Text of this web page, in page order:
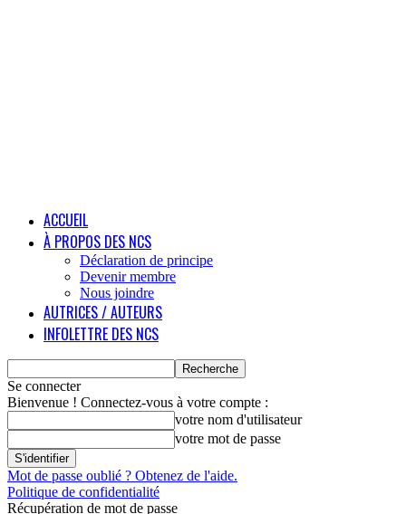
ACCUEIL
À PROPOS DES NCS
Déclaration de principe
Devenir membre
Nous joindre
AUTRICES / AUTEURS
INFOLETTRE DES NCS
Se connecter
Bienvenue ! Connectez-vous à votre compte :
votre nom d'utilisateur
votre mot de passe
Mot de passe oublié ? Obtenez de l'aide.
Politique de confidentialité
Récupération de mot de passe